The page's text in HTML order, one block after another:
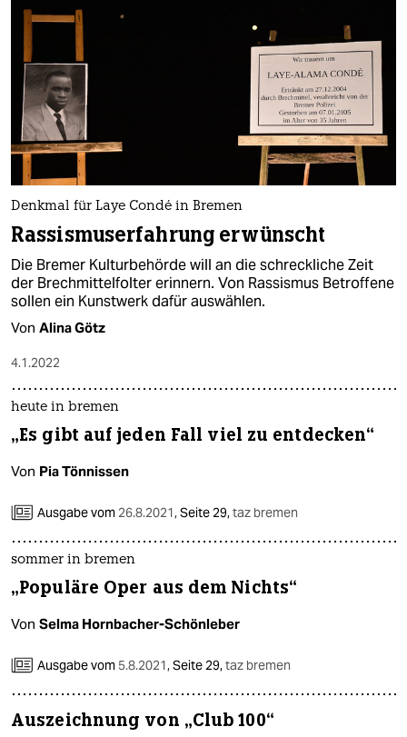
Denkmal für Laye Condé in Bremen
Rassismuserfahrung erwünscht
Die Bremer Kulturbehörde will an die schreckliche Zeit
der Brechmittelfolter erinnern. Von Rassismus Betroffene
sollen ein Kunstwerk dafür auswählen.
Von Alina Götz
4.1.2022
heute in bremen
„Es gibt auf jeden Fall viel zu entdecken“
Von Pia Tönnissen
Ausgabe vom 26.8.2021,Seite 29,taz bremen
sommer in bremen
„Populäre Oper aus dem Nichts“
Von Selma Hornbacher-Schönleber
Ausgabe vom 5.8.2021,Seite 29,taz bremen
Auszeichnung von „Club 100“